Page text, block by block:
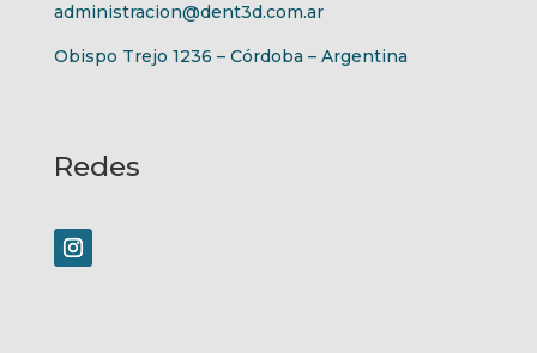
administracion@dent3d.com.ar
Obispo Trejo 1236 – Córdoba – Argentina
Redes